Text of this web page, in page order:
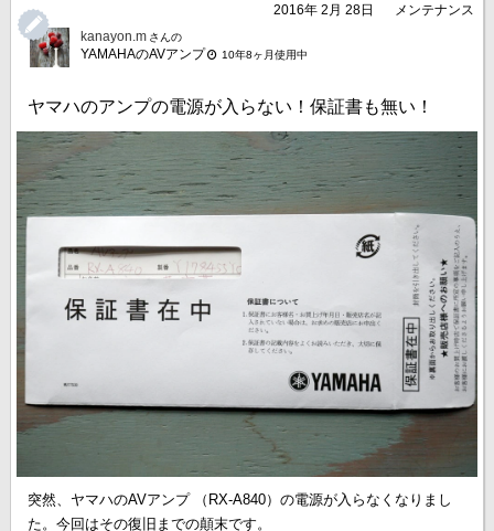
2016年 2月 28日
メンテナンス
kanayon.m さんの
YAMAHAのAVアンプ 10年8ヶ月使用中
ヤマハのアンプの電源が入らない！保証書も無い！
突然、ヤマハのAVアンプ （RX-A840）の電源が入らなくなりまし
た。今回はその復旧までの顛末です。